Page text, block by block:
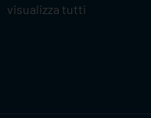
visualizza tutti